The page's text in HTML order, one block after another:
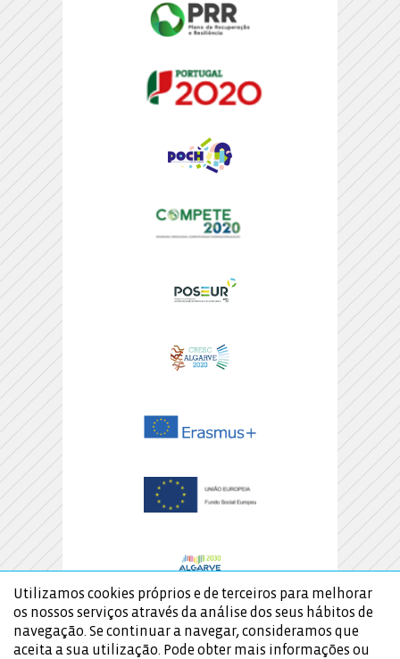
Utilizamos cookies próprios e de terceiros para melhorar
os nossos serviços através da análise dos seus hábitos de
navegação. Se continuar a navegar, consideramos que
aceita a sua utilização. Pode obter mais informações ou